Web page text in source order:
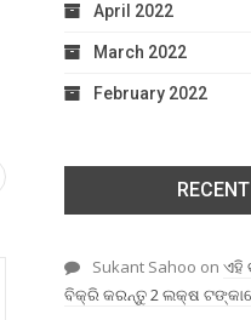
April 2022
March 2022
February 2022
Sukant Sahoo on ଏହି
ବିକ୍ରି କରନ୍ତୁ 2 ଲକ୍ଷ